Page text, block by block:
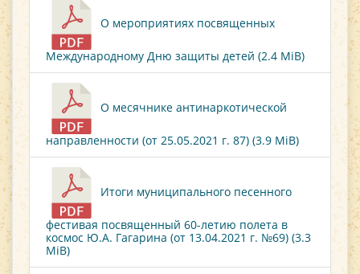
О мероприятиях посвященных
Международному Дню защиты детей (2.4 MiB)
О месячнике антинаркотической
направленности (от 25.05.2021 г. 87) (3.9 MiB)
Итоги муниципального песенного
фестивая посвященный 60-летию полета в
космос Ю.А. Гагарина (от 13.04.2021 г. №69) (3.3
MiB)